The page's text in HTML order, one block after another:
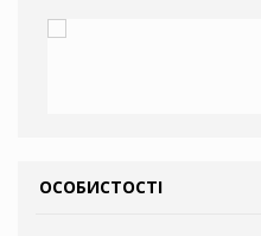
ОСОБИСТОСТІ